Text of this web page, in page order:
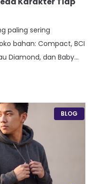
paling sering
bahan: Compact, BCI
Diamond, dan Baby
angka ketebalan
BLOG